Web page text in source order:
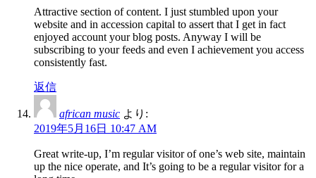
Attractive section of content. I just stumbled upon your
website and in accession capital to assert that I get in fact
enjoyed account your blog posts. Anyway I will be
subscribing to your feeds and even I achievement you access
consistently fast.
返信
african music より:
2019年5月16日 10:47 AM
Great write-up, I’m regular visitor of one’s web site, maintain
up the nice operate, and It’s going to be a regular visitor for a